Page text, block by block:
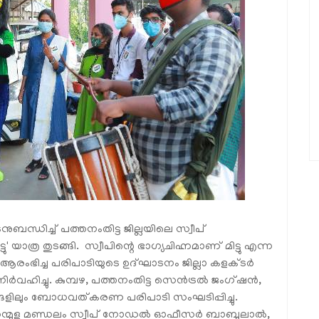
പത്തനംതിട്ട ജില്ലയിലെ സ്വീപ്
തുടങ്ങി. സ്വീപിന്റെ ഭാഗ്യചിഹ്നമാണ് മിട്ടു എന്ന
പരിപാടിയുടെ ഉദ്ഘാടനം ജില്ലാ കളക്ടര്‍
കുമ്പഴ, പത്തനംതിട്ട സെന്‍ട്രല്‍ ജംഗ്ഷന്‍,
ബോധവത്കരണ പരിപാടി സംഘടിപ്പിച്ചു.
മണ്ഡലം സ്വീപ് നോഡല്‍ ഓഫീസര്‍ ബാബുലാല്‍,